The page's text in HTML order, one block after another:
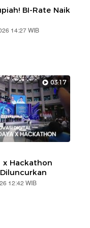
BI-Rate Naik
14:27 WIB
03:17
x Hackathon
12:42 WIB